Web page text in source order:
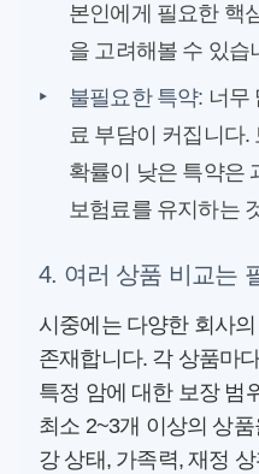
본인에게 필요한 핵
을 고려해볼 수 있습
‣
불필요한 특약: 너무
료 부담이 커집니다.
확률이 낮은 특약은
보험료를 유지하는
4. 여러 상품 비교는
시중에는 다양한 회사의
존재합니다. 각 상품마
특정 암에 대한 보장 범
최소 2~3개 이상의 상
강 상태, 가족력, 재정